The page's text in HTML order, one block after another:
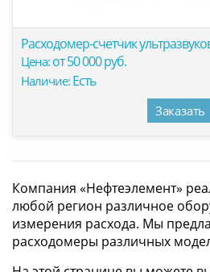
Расходомер-счетчик
Цена: от 50 000 руб.
Наличие: Есть
Заказать
Компания «Нефтеэлемент»
любой регион различное
измерения расхода. Мы
расходомеры различных